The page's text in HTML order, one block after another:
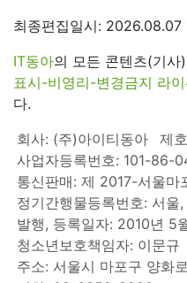
최종편집일시: 2026.08.07
IT동아의 모든 콘텐츠(기사
표시-비영리-변경금지 라
다.
회사: (주)아이티동아
제
사업자등록번호: 101-86-
통신판매: 제 2017-서울마
정기간행물등록번호: 서울
발행, 등록일자: 2010년 5
청소년보호책임자: 이문규
주소: 서울시 마포구 양